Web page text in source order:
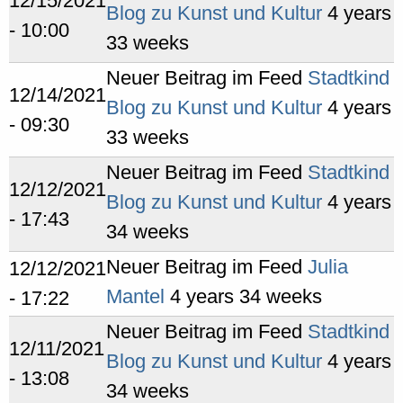
- 10:00
Blog zu Kunst und Kultur 4 years
33 weeks
12/14/2021
- 09:30
Neuer Beitrag im Feed Stadtkind
Blog zu Kunst und Kultur 4 years
33 weeks
12/12/2021
- 17:43
Neuer Beitrag im Feed Stadtkind
Blog zu Kunst und Kultur 4 years
34 weeks
12/12/2021
- 17:22
Neuer Beitrag im Feed Julia
Mantel 4 years 34 weeks
12/11/2021
- 13:08
Neuer Beitrag im Feed Stadtkind
Blog zu Kunst und Kultur 4 years
34 weeks